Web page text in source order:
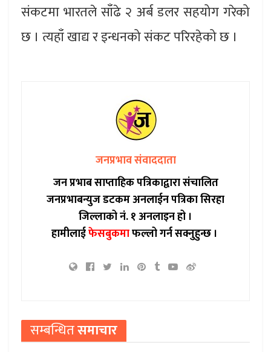
संकटमा भारतले साँढे २ अर्ब डलर सहयोग गरेको
छ । त्यहाँ खाद्य र इन्धनको संकट परिरहेको छ ।
जनप्रभाव संवाददाता
जन प्रभाब साप्ताहिक पत्रिकाद्वारा संचालित
जनप्रभाबन्युज डटकम अनलाईन पत्रिका सिरहा
जिल्लाको नं. १ अनलाइन हो ।
हामीलाईफेसबुकमाफल्लो गर्न सक्नुहुन्छ ।
सम्बन्धितसमाचार